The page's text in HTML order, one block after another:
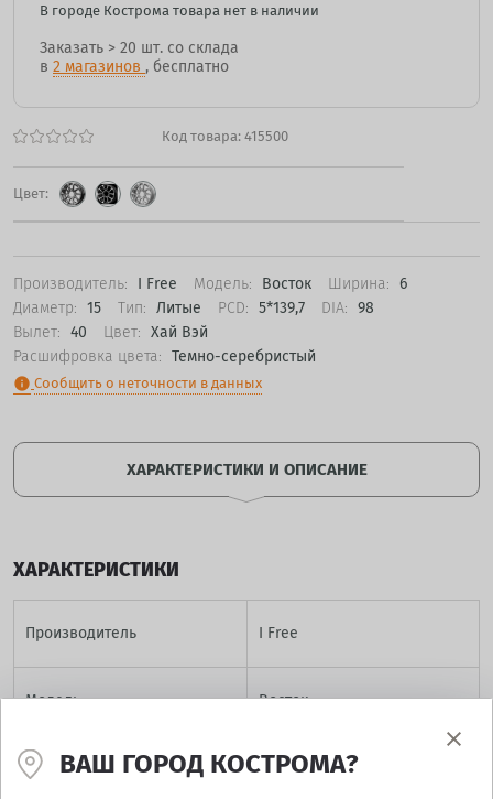
Код товара: 415500
Цвет:
Производитель: I Free Модель: Восток Ширина: 6
Диаметр: 15 Тип: Литые PCD: 5*139,7 DIA: 98
Вылет: 40 Цвет: Хай Вэй
Расшифровка цвета: Темно-серебристый
info Сообщить о неточности в данных
В городе Кострома товара нет в наличии
Заказать > 20 шт. со склада
в 2 магазинов , бесплатно
ХАРАКТЕРИСТИКИ И ОПИСАНИЕ
ХАРАКТЕРИСТИКИ
Производитель I Free
Модель Восток
Диаметр 15
ВАШ ГОРОД КОСТРОМА?